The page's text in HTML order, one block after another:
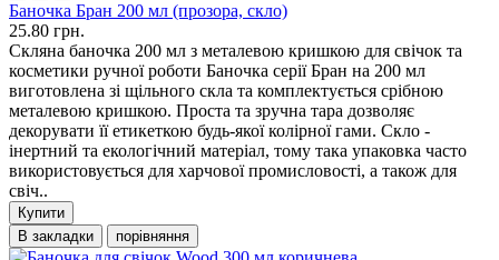
Баночка Бран 200 мл (прозора, скло)
25.80 грн.
Скляна баночка 200 мл з металевою кришкою для свічок та
косметики ручної роботи Баночка серії Бран на 200 мл
виготовлена ​​зі щільного скла та комплектується срібною
металевою кришкою. Проста та зручна тара дозволяє
декорувати її етикеткою будь-якої колірної гами. Скло -
інертний та екологічний матеріал, тому така упаковка часто
використовується для харчової промисловості, а також для
свіч..
Купити
В закладки
порівняння